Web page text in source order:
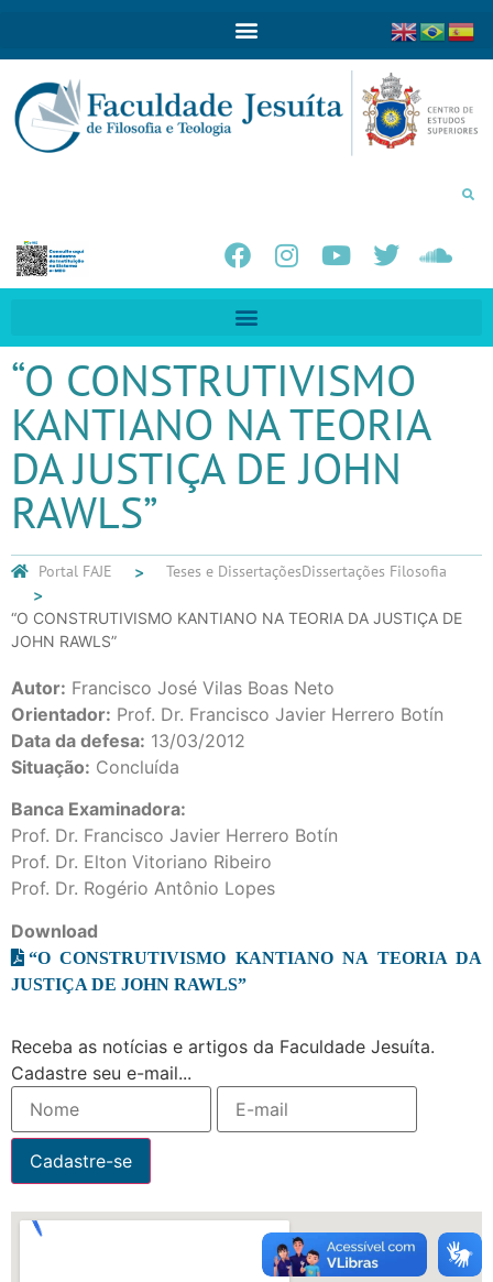
“O CONSTRUTIVISMO
KANTIANO NA TEORIA
DA JUSTIÇA DE JOHN
RAWLS”
Portal FAJE Teses e DissertaçõesDissertações Filosofia
“O CONSTRUTIVISMO KANTIANO NA TEORIA DA JUSTIÇA DE
JOHN RAWLS”
Autor: Francisco José Vilas Boas Neto
Orientador: Prof. Dr. Francisco Javier Herrero Botín
Data da defesa: 13/03/2012
Situação: Concluída
Banca Examinadora:
Prof. Dr. Francisco Javier Herrero Botín
Prof. Dr. Elton Vitoriano Ribeiro
Prof. Dr. Rogério Antônio Lopes
Download
“O CONSTRUTIVISMO KANTIANO NA TEORIA DA
JUSTIÇA DE JOHN RAWLS”
Receba as notícias e artigos da Faculdade Jesuíta.
Cadastre seu e-mail...